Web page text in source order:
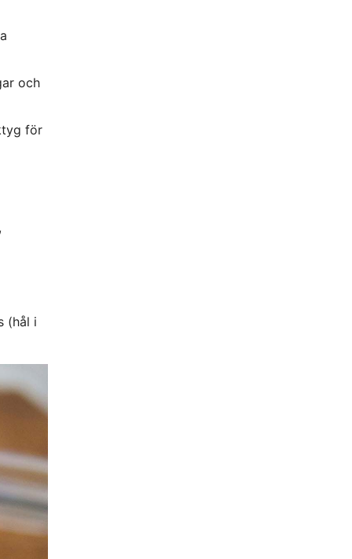
och
för
(hål i